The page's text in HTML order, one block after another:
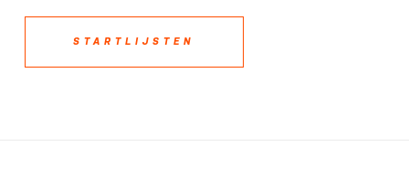
STARTLIJSTEN